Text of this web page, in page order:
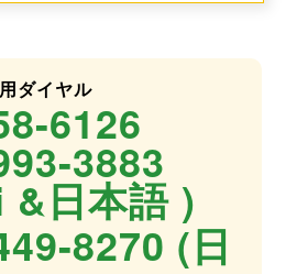
ダイヤル
6126
3883
&日本語 )
8270 (日